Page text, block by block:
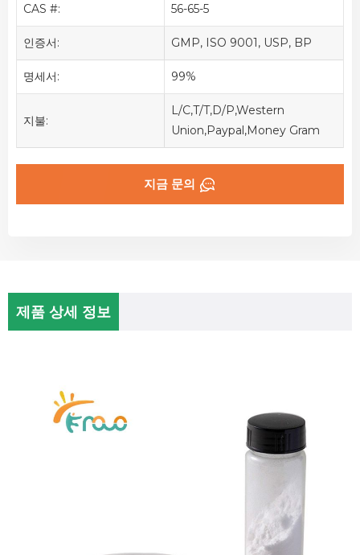
CAS #: 56-65-5
인증서: GMP, ISO 9001, USP, BP
명세서: 99%
지불:
L/C,T/T,D/P,Western
Union,Paypal,Money Gram
지금 문의
제품 상세 정보